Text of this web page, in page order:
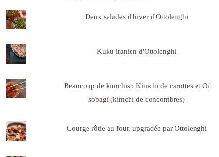
Deux salades d'hiver d'Ottolenghi
Kuku iranien d'Ottolenghi
Beaucoup de kimchis : Kimchi de carottes et Oï
sobagi (kimchi de concombres)
Courge rôtie au four, upgradée par Ottolenghi